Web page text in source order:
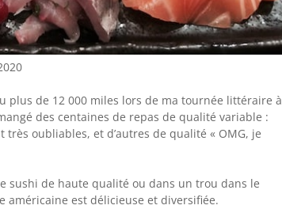
plus de 12 000 miles lors de ma tournée littéraire à
des centaines de repas de qualité variable :
oubliables, et d’autres de qualité « OMG, je
sushi de haute qualité ou dans un trou dans le
américaine est délicieuse et diversifiée.